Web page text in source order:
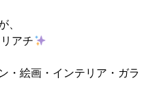
アチ
・絵画・インテリア・ガラ